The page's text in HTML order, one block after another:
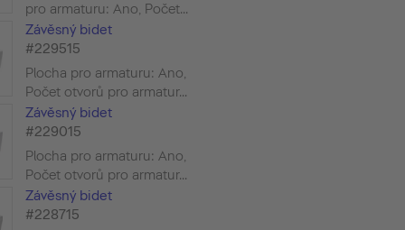
pro armaturu: Ano, Počet...
Závěsný bidet
#229515
Plocha pro armaturu: Ano,
Počet otvorů pro armatur...
Závěsný bidet
#229015
Plocha pro armaturu: Ano,
Počet otvorů pro armatur...
Závěsný bidet
#228715